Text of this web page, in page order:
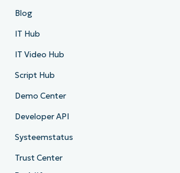
Blog
IT Hub
IT Video Hub
Script Hub
Demo Center
Developer API
Systeemstatus
Trust Center